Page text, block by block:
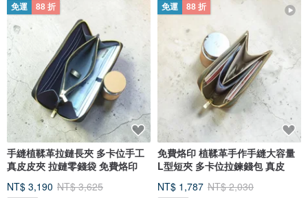
免運 88 折
手縫植鞣革拉鏈長夾 多卡位手工
真皮皮夾 拉鏈零錢袋 免費烙印
NT$ 3,190 NT$ 3,625
免運 88 折
免費烙印 植鞣革手作手縫大容量
L型短夾 多卡位拉鍊錢包 真皮
NT$ 1,787 NT$ 2,030